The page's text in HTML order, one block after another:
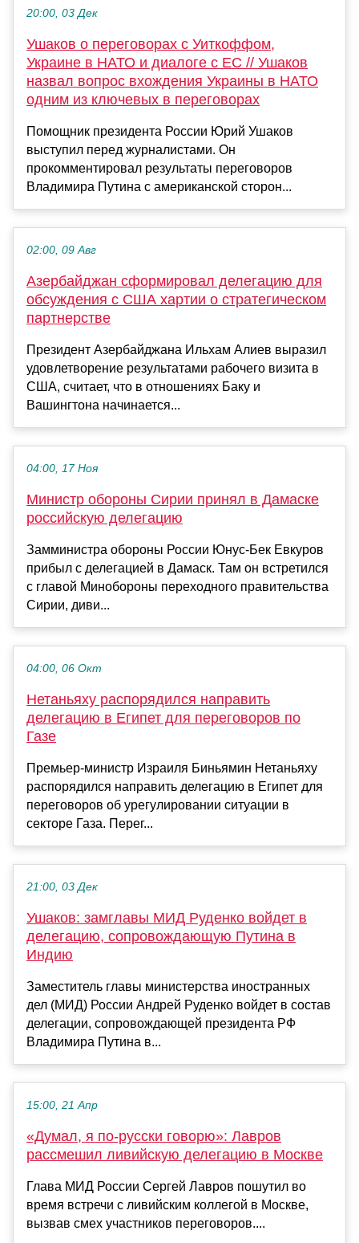
20:00, 03 Дек
Ушаков о переговорах с Уиткоффом,
Украине в НАТО и диалоге с ЕС // Ушаков
назвал вопрос вхождения Украины в НАТО
одним из ключевых в переговорах
Помощник президента России Юрий Ушаков
выступил перед журналистами. Он
прокомментировал результаты переговоров
Владимира Путина с американской сторон...
02:00, 09 Авг
Азербайджан сформировал делегацию для
обсуждения с США хартии о стратегическом
партнерстве
Президент Азербайджана Ильхам Алиев выразил
удовлетворение результатами рабочего визита в
США, считает, что в отношениях Баку и
Вашингтона начинается...
04:00, 17 Ноя
Министр обороны Сирии принял в Дамаске
российскую делегацию
Замминистра обороны России Юнус-Бек Евкуров
прибыл с делегацией в Дамаск. Там он встретился
с главой Минобороны переходного правительства
Сирии, диви...
04:00, 06 Окт
Нетаньяху распорядился направить
делегацию в Египет для переговоров по
Газе
Премьер-министр Израиля Биньямин Нетаньяху
распорядился направить делегацию в Египет для
переговоров об урегулировании ситуации в
секторе Газа. Перег...
21:00, 03 Дек
Ушаков: замглавы МИД Руденко войдет в
делегацию, сопровождающую Путина в
Индию
Заместитель главы министерства иностранных
дел (МИД) России Андрей Руденко войдет в состав
делегации, сопровождающей президента РФ
Владимира Путина в...
15:00, 21 Апр
«Думал, я по-русски говорю»: Лавров
рассмешил ливийскую делегацию в Москве
Глава МИД России Сергей Лавров пошутил во
время встречи с ливийским коллегой в Москве,
вызвав смех участников переговоров....